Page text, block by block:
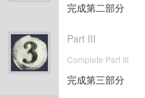
完成第二部分
Part III
Complete Part III
完成第三部分